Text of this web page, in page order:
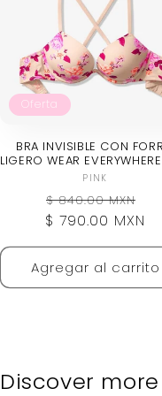
Oferta
BRA INVISIBLE CON
LIGERO WEAR
PINK
Precio
habitual
$ 840.00 MXN
$ 790.00 MXN
Agregar al carrito
Discover